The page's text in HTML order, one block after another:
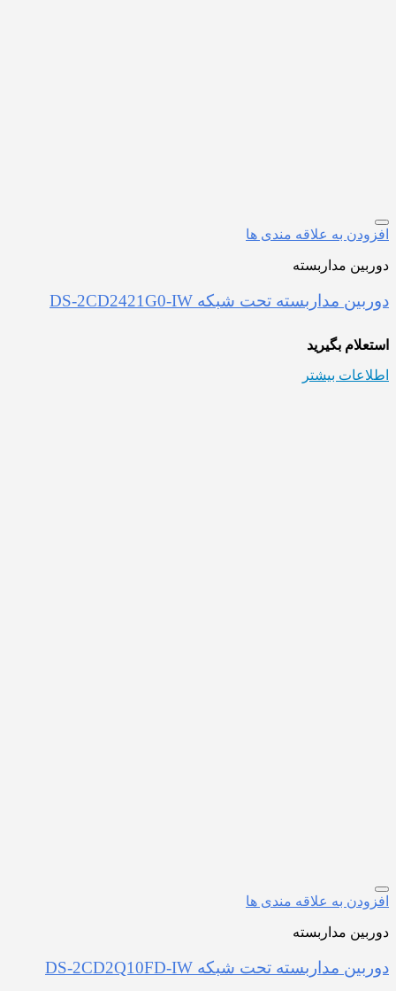
افزودن به علاقه مندی ها
دوربین مداربسته
دوربین مداربسته تحت شبکه DS-2CD2421G0-IW
استعلام بگیرید
اطلاعات بیشتر
افزودن به علاقه مندی ها
دوربین مداربسته
دوربین مداربسته تحت شبکه DS-2CD2Q10FD-IW